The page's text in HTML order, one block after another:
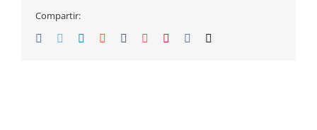
Compartir:
Facebook
TwitterLinkedin
Reddit TumblrGoogle+Pinterest